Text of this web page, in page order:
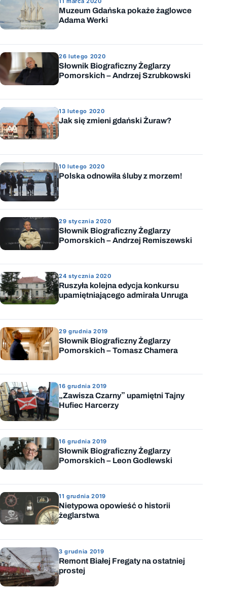
Muzeum Gdańska pokaże żaglowce
Adama Werki
26 lutego 2020
Słownik Biograficzny Żeglarzy
Pomorskich – Andrzej Szrubkowski
13 lutego 2020
Jak się zmieni gdański Żuraw?
10 lutego 2020
Polska odnowiła śluby z morzem!
29 stycznia 2020
Słownik Biograficzny Żeglarzy
Pomorskich – Andrzej Remiszewski
24 stycznia 2020
Ruszyła kolejna edycja konkursu
upamiętniającego admirała Unruga
29 grudnia 2019
Słownik Biograficzny Żeglarzy
Pomorskich – Tomasz Chamera
16 grudnia 2019
„Zawisza Czarny” upamiętni Tajny
Hufiec Harcerzy
16 grudnia 2019
Słownik Biograficzny Żeglarzy
Pomorskich – Leon Godlewski
11 grudnia 2019
Nietypowa opowieść o historii
żeglarstwa
3 grudnia 2019
Remont Białej Fregaty na ostatniej
prostej